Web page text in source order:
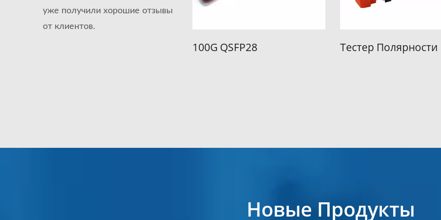
уже получили хорошие отзывы
от клиентов.
100G QSFP28 Тестер Полярности MPO
Новые Продукты